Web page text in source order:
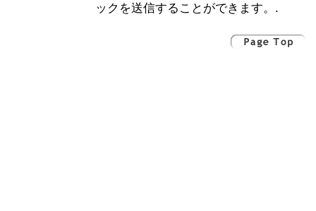
ックを送信することができます。.